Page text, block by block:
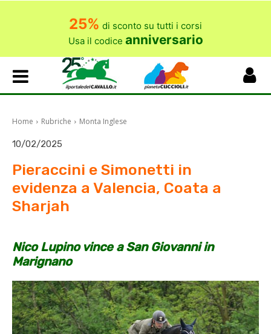
25% di sconto su tutti i corsi
Usa il codice anniversario
Home Rubriche Monta Inglese
10/02/2025
Pieraccini e Simonetti in
evidenza a Valencia, Coata a
Sharjah
Nico Lupino vince a San Giovanni in
Marignano